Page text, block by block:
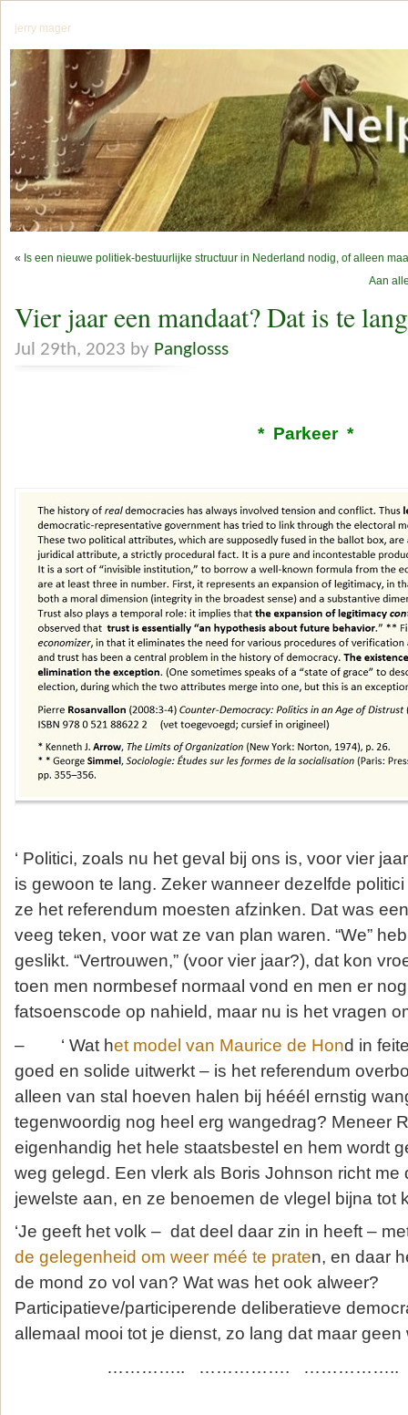
jerry mager
« Is een nieuwe politiek-bestuurlijke structuur in Nederland nodig, of alleen
Aan
Vier jaar een mandaat? Dat is te lang
Jul 29th, 2023 by Panglosss
* Parkeer *
‘ Politici, zoals nu het geval bij ons is, voor vier
is gewoon te lang. Zeker wanneer dezelfde
ze het referendum moesten afzinken. Dat was
veeg teken, voor wat ze van plan waren. “We”
geslikt. “Vertrouwen,” (voor vier jaar?), dat kon
toen men normbesef normaal vond en men er
fatsoenscode op nahield, maar nu is het vragen
– ‘ Wat het model van Maurice de Hond in
goed en solide uitwerkt – is het referendum
alleen van stal hoeven halen bij hééél ernstig
tegenwoordig nog heel erg wangedrag? Meneer
eigenhandig het hele staatsbestel en hem wordt
weg gelegd. Een vlerk als Boris Johnson richt me
jewelste aan, en ze benoemen de vlegel bijna tot
‘Je geeft het volk – dat deel daar zin in heeft –
de gelegenheid om weer méé te praten, en daar
de mond zo vol van? Wat was het ook alweer?
Participatieve/participerende deliberatieve
allemaal mooi tot je dienst, zo lang dat maar geen
………….. …………….